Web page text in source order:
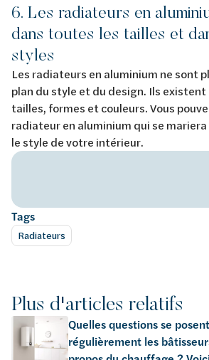
6. Les radiateurs en
dans toutes les tailles et
styles
Les radiateurs en aluminium ne sont
plan du style et du design. Ils
tailles, formes et couleurs. Vous
radiateur en aluminium qui se
le style de votre intérieur.
Tags
Radiateurs
Plus d'articles relatifs
Quelles questions se
régulièrement les